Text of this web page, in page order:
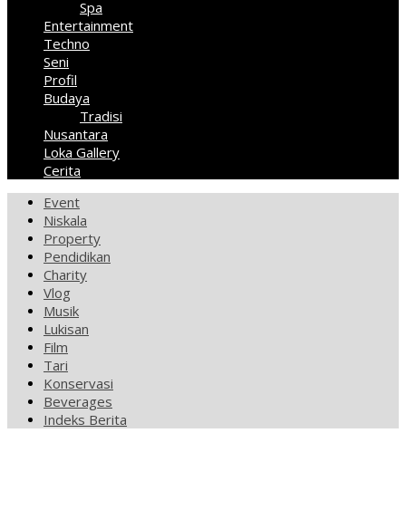
Spa
Entertainment
Techno
Seni
Profil
Budaya
Tradisi
Nusantara
Loka Gallery
Cerita
Event
Niskala
Property
Pendidikan
Charity
Vlog
Musik
Lukisan
Film
Tari
Konservasi
Beverages
Indeks Berita